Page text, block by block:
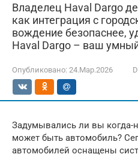
Владелец Haval Dargo
как интеграция с
вождение безопаснее,
Haval Dargo – ваш
Опубликовано: 24.Мар.2026
Задумывались ли вы когда-
может быть автомобиль?
автомобилей оснащены